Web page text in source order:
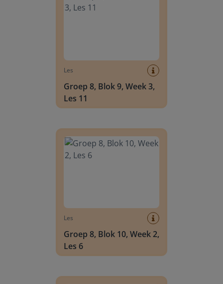
Les
Groep 8, Blok 9, Week 3,
Les 11
Les
Groep 8, Blok 10, Week 2,
Les 6